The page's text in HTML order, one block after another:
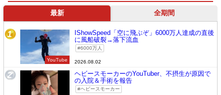
最新 全期間
1
YouTube
IShowSpeed「空に飛ぶぞ」6000万人達成の直後
に風船破裂→落下流血
6000万人
2026.08.02
2
ヘビースモーカーのYouTuber、不摂生が原因で
の入院＆手術を報告
ヘビースモーカー